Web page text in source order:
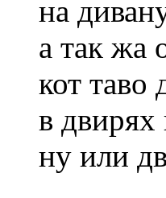
на
а так жа
кот таво
в двирях
ну или